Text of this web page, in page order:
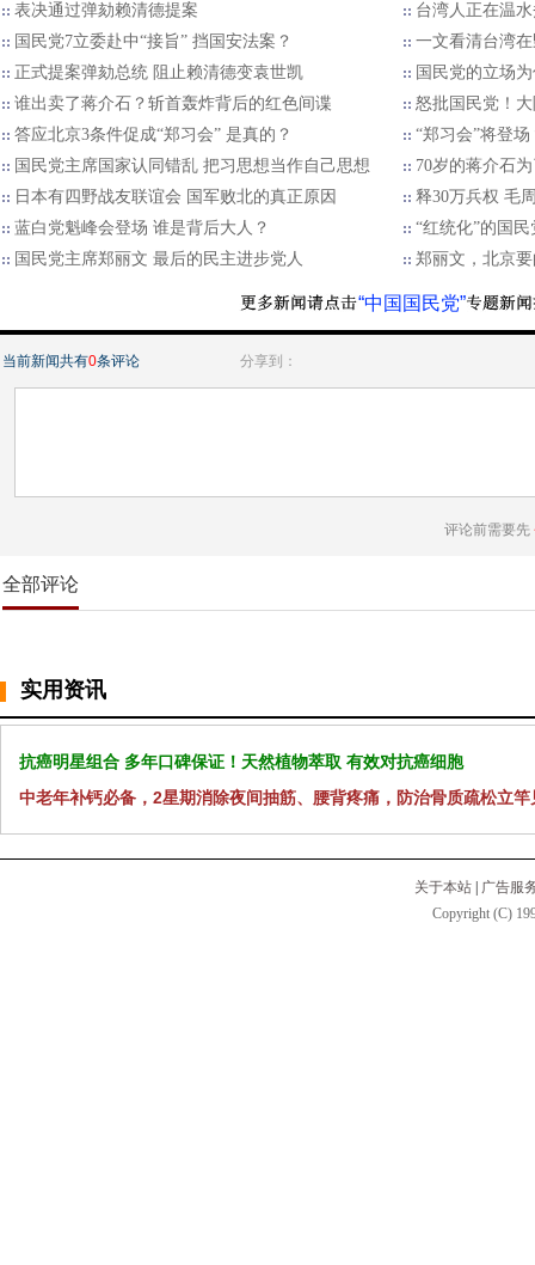
表决通过弹劾赖清德提案
台湾人正在温
国民党7立委赴中“接旨” 挡国安法案？
一文看清台湾
正式提案弹劾总统 阻止赖清德变袁世凯
国民党的立场
谁出卖了蒋介石？斩首轰炸背后的红色间谍
怒批国民党！
答应北京3条件促成“郑习会” 是真的？
“郑习会”将登
国民党主席国家认同错乱 把习思想当作自己思想
70岁的蒋介石
日本有四野战友联谊会 国军败北的真正原因
释30万兵权 毛
蓝白党魁峰会登场 谁是背后大人？
“红统化”的国
国民党主席郑丽文 最后的民主进步党人
郑丽文，北京
“中国国民党”
当前新闻共有0条评论 分享到：
评论前需要先
全部评论
实用资讯
抗癌明星组合 多年口碑保证！天然植物萃取 有效对抗癌细胞
中老年补钙必备，2星期消除夜间抽筋、腰背疼痛，防治骨质疏松立竿
关于本站
广告服
Copyright (C)